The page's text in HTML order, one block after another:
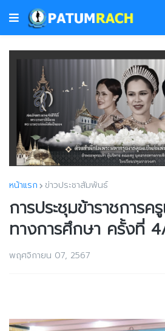
หน้าแรก ข่าวประชาสัมพันธ์
การประชุมข้าราชการค
ทางการศึกษา ครั้งที่
พฤศจิกายน 07, 2567